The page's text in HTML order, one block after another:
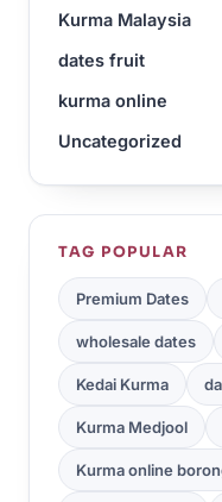
Kurma Malaysia
dates fruit
kurma online
Uncategorized
TAG POPULAR
Premium Dates
wholesale dates
Kedai Kurma
Kurma Medjool
Kurma online